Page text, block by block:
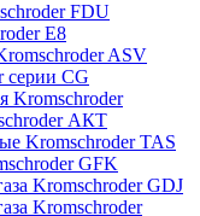
FDU
E8
ASV
серии CG
Kromschroder
АКТ
Kromschroder TAS
GFK
Kromschroder GDJ
Kromschroder